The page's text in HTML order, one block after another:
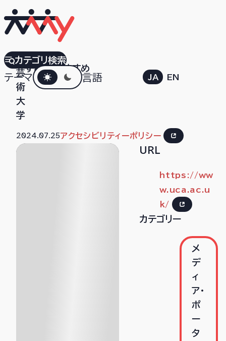
すべておすすめ
テーマダークモード言語 JA EN
カテゴリ検索
UCA
芸
術
大
学
2024.07.25アクセシビリティーポリシー
URL
https://ww
w.uca.ac.u
k/
カテゴリー
メ
デ
ィ
ア・
ポ
ー
タ